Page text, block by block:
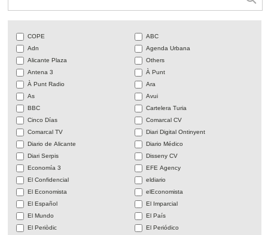
COPE
ABC
Adn
Agenda Urbana
Alicante Plaza
Others
Antena 3
À Punt
À Punt Radio
Ara
As
Avui
BBC
Cartelera Turia
Cinco Días
Comarcal CV
Comarcal TV
Diari Digital Ontinyent
Diario de Alicante
Diario Médico
Diari Serpis
Disseny CV
Economía 3
EFE Agency
El Confidencial
eldiario
El Economista
elEconomista
El Español
El Imparcial
El Mundo
El País
El Periòdic
El Periódico